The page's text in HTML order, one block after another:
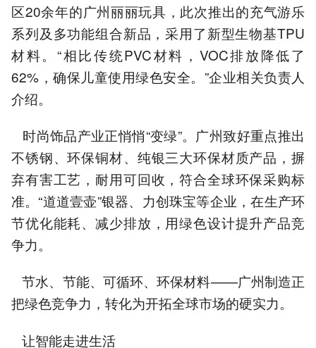
区20余年的广州丽丽玩具，此次推出的充气游乐
系列及多功能组合新品，采用了新型生物基TPU
材料。“相比传统PVC材料，VOC排放降低了
62%，确保儿童使用绿色安全。”企业相关负责人
介绍。
时尚饰品产业正悄悄“变绿”。广州致好重点推出
不锈钢、环保铜材、纯银三大环保材质产品，摒
弃有害工艺，耐用可回收，符合全球环保采购标
准。“道道壹壶”银器、力创珠宝等企业，在生产环
节优化能耗、减少排放，用绿色设计提升产品竞
争力。
节水、节能、可循环、环保材料——广州制造正
把绿色竞争力，转化为开拓全球市场的硬实力。
让智能走进生活